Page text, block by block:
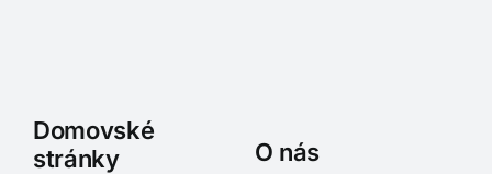
Domovské
stránky
O nás